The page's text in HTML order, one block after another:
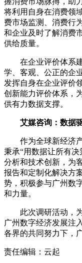
将利用自身在消费领
费市场监测、消费行
和企业及时了解消费
供给质量。
在企业评价体系建
学、客观、公正的企
发挥自身在企业评价
创新能力评价体系，
供有力数据支撑。
艾媒咨询：数据驱
作为全球新经济产
秉承“用数据让所有
分析和技术创新，为
报告和定制化解决方
势，积极参与广州数
和力量。
此次调研活动，为
广州数字经济发展注
各界的共同努力下，
责任编辑：云起